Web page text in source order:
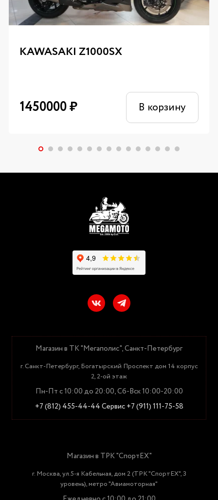
KAWASAKI Z1000SX
1450000₽ В корзину
Магазин в ТК "Мегаполис", Санкт-Петербург
г. Санкт-Петербург, Богатырский Проспект дом 14 корпус
2, 2-ой этаж
Пн-Пт с 10:00 до 20:00, Сб-Вск 10:00-20:00
+7 (812) 455-44-44Сервис +7 (911) 111-75-58
Магазин в ТРК "СпортЕХ"
г. Москва, ул.5-я Кабельная, дом 2 (ТРК "СпортЕХ", 3
уровень), метро "Авиамоторная"